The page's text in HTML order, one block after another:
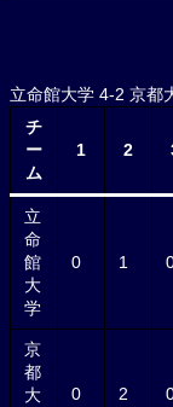
立命館大学 4-2 京都
チ
ー
ム
1 2
立
命
館
大
学
0 1
京
都
大
0 2